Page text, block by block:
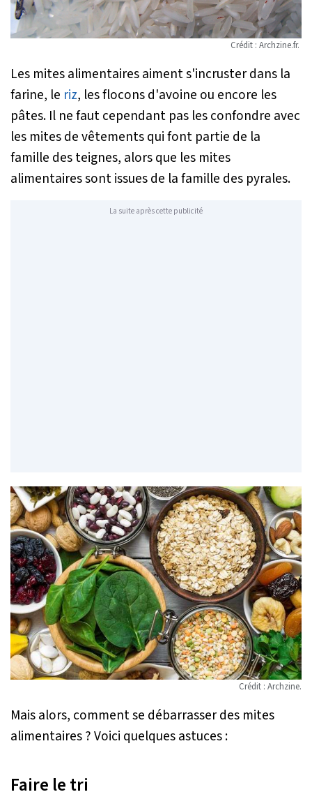
Crédit : Archzine.fr.
Les mites alimentaires aiment s'incruster dans la
farine, le riz, les flocons d'avoine ou encore les
pâtes. Il ne faut cependant pas les confondre avec
les mites de vêtements qui font partie de la
famille des teignes, alors que les mites
alimentaires sont issues de la famille des pyrales.
La suite après cette publicité
Crédit : Archzine.
Mais alors, comment se débarrasser des mites
alimentaires ? Voici quelques astuces :
Faire le tri